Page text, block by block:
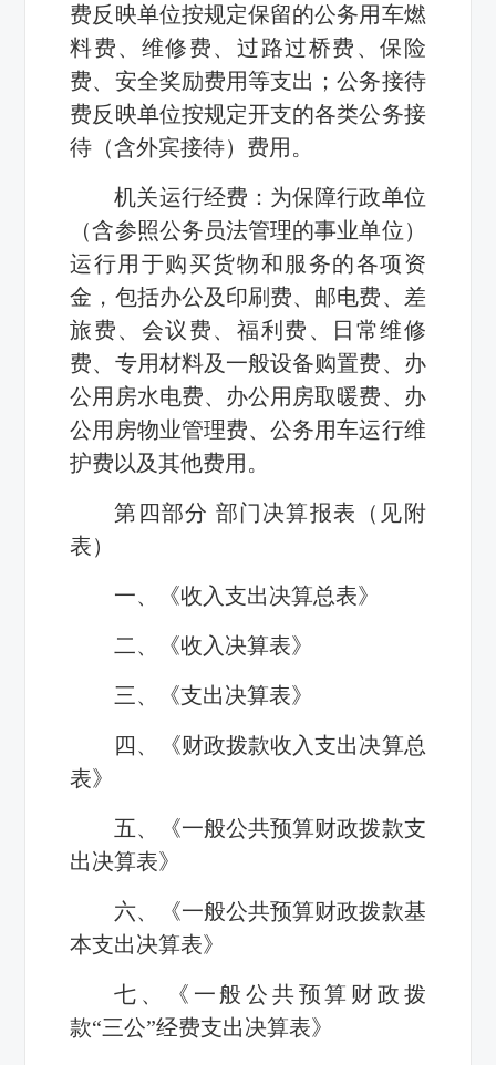
费反映单位按规定保留的公务用车燃
料费、维修费、过路过桥费、保险
费、安全奖励费用等支出；公务接待
费反映单位按规定开支的各类公务接
待（含外宾接待）费用。
机关运行经费：为保障行政单位
（含参照公务员法管理的事业单位）
运行用于购买货物和服务的各项资
金，包括办公及印刷费、邮电费、差
旅费、会议费、福利费、日常维修
费、专用材料及一般设备购置费、办
公用房水电费、办公用房取暖费、办
公用房物业管理费、公务用车运行维
护费以及其他费用。
第四部分 部门决算报表（见附
表）
一、《收入支出决算总表》
二、《收入决算表》
三、《支出决算表》
四、《财政拨款收入支出决算总
表》
五、《一般公共预算财政拨款支
出决算表》
六、《一般公共预算财政拨款基
本支出决算表》
七、《一般公共预算财政拨
款“三公”经费支出决算表》